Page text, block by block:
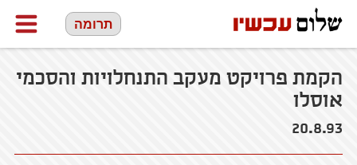
תרומה
הקמת פרויקט מעקב התנחלויות והסכמי
אוסלו
20.8.93